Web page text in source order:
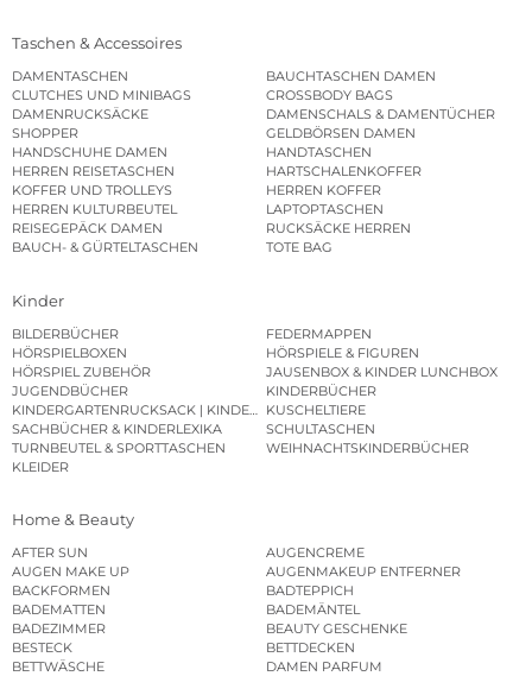
Taschen & Accessoires
DAMENTASCHEN
BAUCHTASCHEN DAMEN
CLUTCHES UND MINIBAGS
CROSSBODY BAGS
DAMENRUCKSÄCKE
DAMENSCHALS & DAMENTÜCHER
SHOPPER
GELDBÖRSEN DAMEN
HANDSCHUHE DAMEN
HANDTASCHEN
HERREN REISETASCHEN
HARTSCHALENKOFFER
KOFFER UND TROLLEYS
HERREN KOFFER
HERREN KULTURBEUTEL
LAPTOPTASCHEN
REISEGEPÄCK DAMEN
RUCKSÄCKE HERREN
BAUCH- & GÜRTELTASCHEN
TOTE BAG
Kinder
BILDERBÜCHER
FEDERMAPPEN
HÖRSPIELBOXEN
HÖRSPIELE & FIGUREN
HÖRSPIEL ZUBEHÖR
JAUSENBOX & KINDER LUNCHBOX
JUGENDBÜCHER
KINDERBÜCHER
KINDERGARTENRUCKSACK | KINDERGARTENBEUTEL
KUSCHELTIERE
SACHBÜCHER & KINDERLEXIKA
SCHULTASCHEN
TURNBEUTEL & SPORTTASCHEN
WEIHNACHTSKINDERBÜCHER
KLEIDER
Home & Beauty
AFTER SUN
AUGENCREME
AUGEN MAKE UP
AUGENMAKEUP ENTFERNER
BACKFORMEN
BADTEPPICH
BADEMATTEN
BADEMÄNTEL
BADEZIMMER
BEAUTY GESCHENKE
BESTECK
BETTDECKEN
BETTWÄSCHE
DAMEN PARFUM